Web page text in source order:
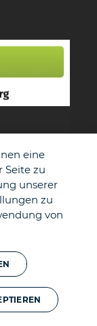
- Germany e.V.
eine
Seite zu
unserer
zu
von